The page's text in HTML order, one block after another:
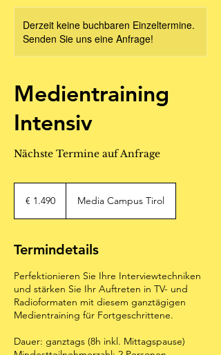
Derzeit keine buchbaren Einzeltermine.
Senden Sie uns eine Anfrage!
Medientraining
Intensiv
Nächste Termine auf Anfrage
€ 1.490 Media Campus Tirol
Termindetails
Perfektionieren Sie Ihre Interviewtechniken
und stärken Sie Ihr Auftreten in TV- und
Radioformaten mit diesem ganztägigen
Medientraining für Fortgeschrittene.​
Dauer: ganztags (8h inkl. Mittagspause)